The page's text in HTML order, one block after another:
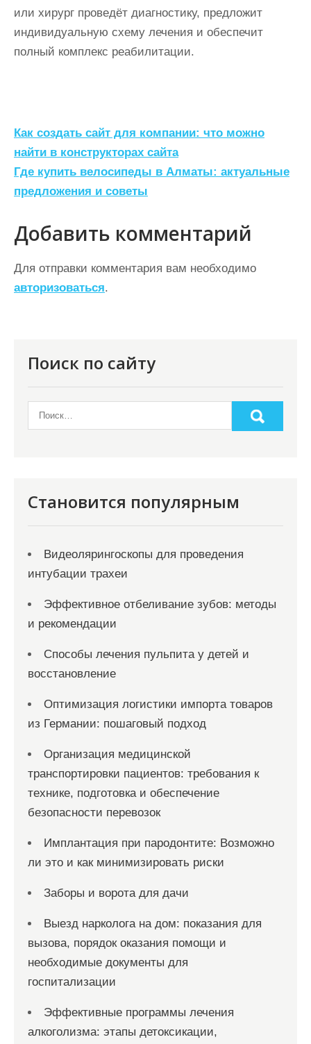
или хирург проведёт диагностику, предложит
индивидуальную схему лечения и обеспечит
полный комплекс реабилитации.
Н
а
в
и
г
а
ц
и
м
Как создать сайт для компании: что можно
найти в конструкторах сайта
Где купить велосипеды в Алматы: актуальные
предложения и советы
Добавить комментарий
Для отправки комментария вам необходимо
авторизоваться.
Поиск по сайту
Становится популярным
Видеолярингоскопы для проведения
интубации трахеи
Эффективное отбеливание зубов: методы
и рекомендации
Способы лечения пульпита у детей и
восстановление
Оптимизация логистики импорта товаров
из Германии: пошаговый подход
Организация медицинской
транспортировки пациентов: требования к
технике, подготовка и обеспечение
безопасности перевозок
Имплантация при пародонтите: Возможно
ли это и как минимизировать риски
Заборы и ворота для дачи
Выезд нарколога на дом: показания для
вызова, порядок оказания помощи и
необходимые документы для
госпитализации
Эффективные программы лечения
алкоголизма: этапы детоксикации,